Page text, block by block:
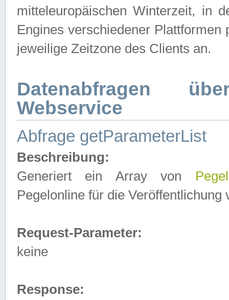
mitteleuropäischen Winterzeit, in
Engines verschiedener
jeweilige Zeitzone des Clients an.
Datenabfragen
Webservice
Abfrage getParameterList
Beschreibung:
Generiert ein Array von
Pegelonline für die Veröffentlichung
Request-Parameter:
keine
Response: